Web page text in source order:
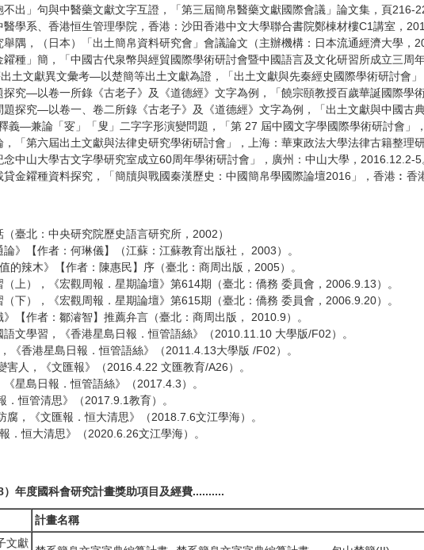
出」句與中醫藥文獻文字互證，「第三屆簡帛醫藥文獻國際會議」論文集，頁
學系、香港恒生管理學院，香港：沙田香港中文大學聯合書院鄭棟材樓C1講室，
隅，（日本）「出土簡帛資料研究會」會議論文（主辦機構：日本流通經濟大學，
種」簡，「中國古代泉幣與經貿國際學術研討會暨中國語言及文化研習所成立三周
土文獻異文彙考—以楚簡等出土文獻為證，「出土文獻與先秦經史國際學術研討會
究—以卷一所錄《古老子》及《道德經》文字為例，「饒宗頤教授百歲華誕國際學
探究—以卷一、卷二所錄《古老子》及《道德經》文字為例，「出土文獻與中國古
義—兼論「叜」「叟」二字字形演變問題，「第 27 屆中國文字學國際學術研討會」
「第六屆出土文獻與法律史研究學術研討會」，上海：華東政法大學法律古籍整理
中山大學古文字學研究室成立60周年學術研討會」，廣州：中山大學，2016.12.2-5
金糴種資料探究，「簡牘與戰國秦漢歷史：中國簡帛學國際論壇2016」，香港︰香
臺北：中央研究院歷史語言研究所，2002）
》【作者：何琳儀】（江蘇：江蘇教育出版社， 2003）。
辣木》【作者：陳惠民】序（臺北：商周出版，2005）。
上），《宏觀周報．星期論壇》第614期（臺北：僑務 委員會，2006.9.13）。
下），《宏觀周報．星期論壇》第615期（臺北：僑務 委員會，2006.9.20）。
【作者：鄒濬智】推薦弁言（臺北：商周出版， 2010.9）。
文學習，《香港星島日報．恒管語絲》（2010.11.10 大學版/F02）。
香港星島日報．恒管語絲》（2011.4.13大學版 /F02）。
害人，《文匯報》（2016.4.22 文匯教育/A26）。
星島日報．恒管語絲》（2017.4.3）。
恒管清思》（2017.9.1教育）。
，《文匯報．恒大清思》（2018.7.6文江學海）。
．恒大清思》（2020.6.26文江學海）。
年度國科會研究計畫獎助項目及經費..........
計畫名稱
文獻